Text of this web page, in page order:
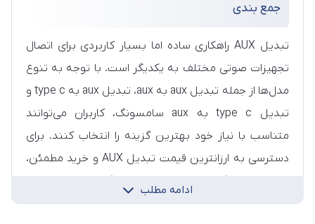
جمع بندی
تبدیل AUX راهکاری ساده اما بسیار کاربردی برای اتصال
تجهیزات صوتی مختلف به یکدیگر است. با توجه به تنوع
مدل‌ها از جمله تبدیل aux به aux، تبدیل aux به type c و
تبدیل type c به aux سامسونگ، کاربران می‌توانند
متناسب با نیاز خود بهترین گزینه را انتخاب کنند. برای
دسترسی به ارزانترین قیمت تبدیل AUX و خرید مطمئن،
ادامه مطلب